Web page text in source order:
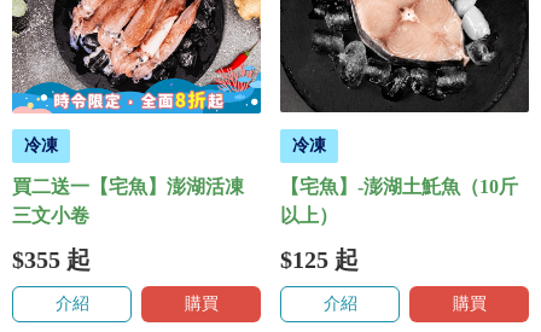
冷凍
買二送一【宅魚】澎湖活凍
三文小卷
$355 起
介紹 購買
冷凍
【宅魚】-澎湖土魠魚（10斤
以上）
$125 起
介紹 購買